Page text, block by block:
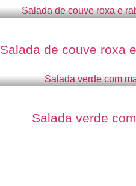
Salada de couve roxa
Salada verde